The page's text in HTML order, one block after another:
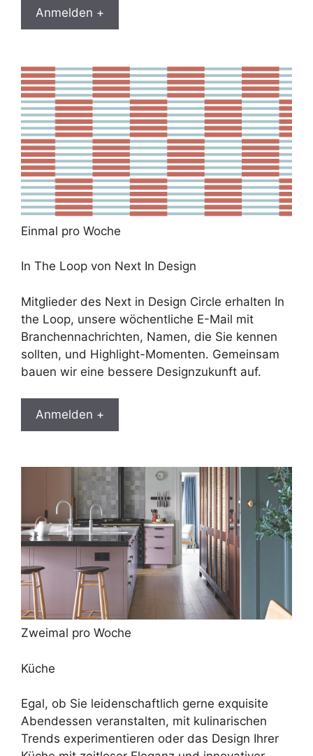
Anmelden +
Einmal pro Woche
In The Loop von Next In Design
Mitglieder des Next in Design Circle erhalten In
the Loop, unsere wöchentliche E-Mail mit
Branchennachrichten, Namen, die Sie kennen
sollten, und Highlight-Momenten. Gemeinsam
bauen wir eine bessere Designzukunft auf.
Anmelden +
Zweimal pro Woche
Küche
Egal, ob Sie leidenschaftlich gerne exquisite
Abendessen veranstalten, mit kulinarischen
Trends experimentieren oder das Design Ihrer